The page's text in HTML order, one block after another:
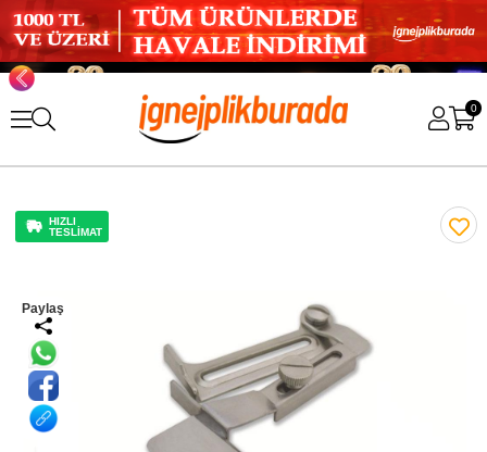
0
HIZLI
TESLİMAT
Paylaş